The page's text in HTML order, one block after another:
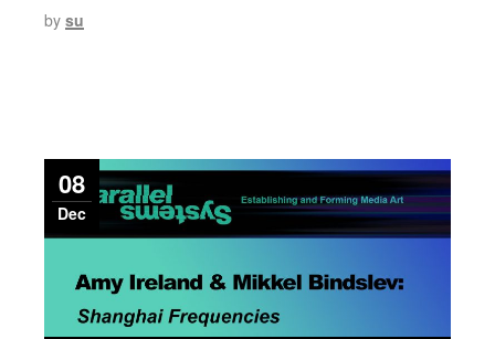
by su
08
Dec